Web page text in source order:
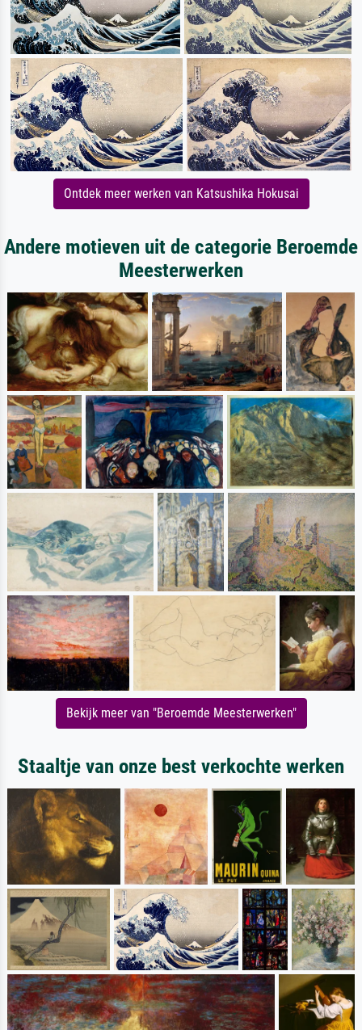
Ontdek meer werken van Katsushika Hokusai
Andere motieven uit de categorie Beroemde
Meesterwerken
Bekijk meer van "Beroemde Meesterwerken"
Staaltje van onze best verkochte werken